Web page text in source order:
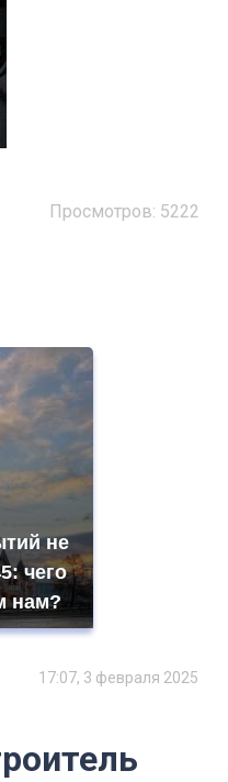
Просмотров: 5222
не
чего
нам?
17:07, 3 февраля 2025